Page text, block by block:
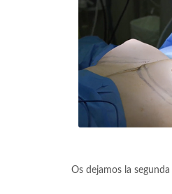
Os dejamos la